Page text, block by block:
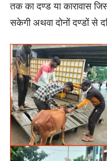
तक का दण्ड या कारावास
सकेगी अथवा दोनों दण्डों से